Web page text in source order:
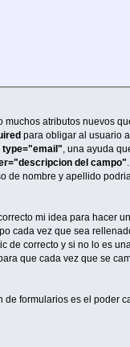
indicar un
muchos atributos nuevos
para obligar al usuario
type="email", una ayuda
del campo"
de nombre y apellido
mi idea para hacer
cada vez que sea
de correcto y si no lo es
que cada vez que se
formularios es el poder